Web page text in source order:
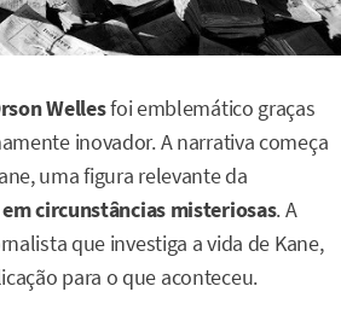
Wellesfoi emblemático graças
inovador. A narrativa começa
uma figura relevante da
circunstâncias misteriosas. A
que investiga a vida de Kane,
para o que aconteceu.